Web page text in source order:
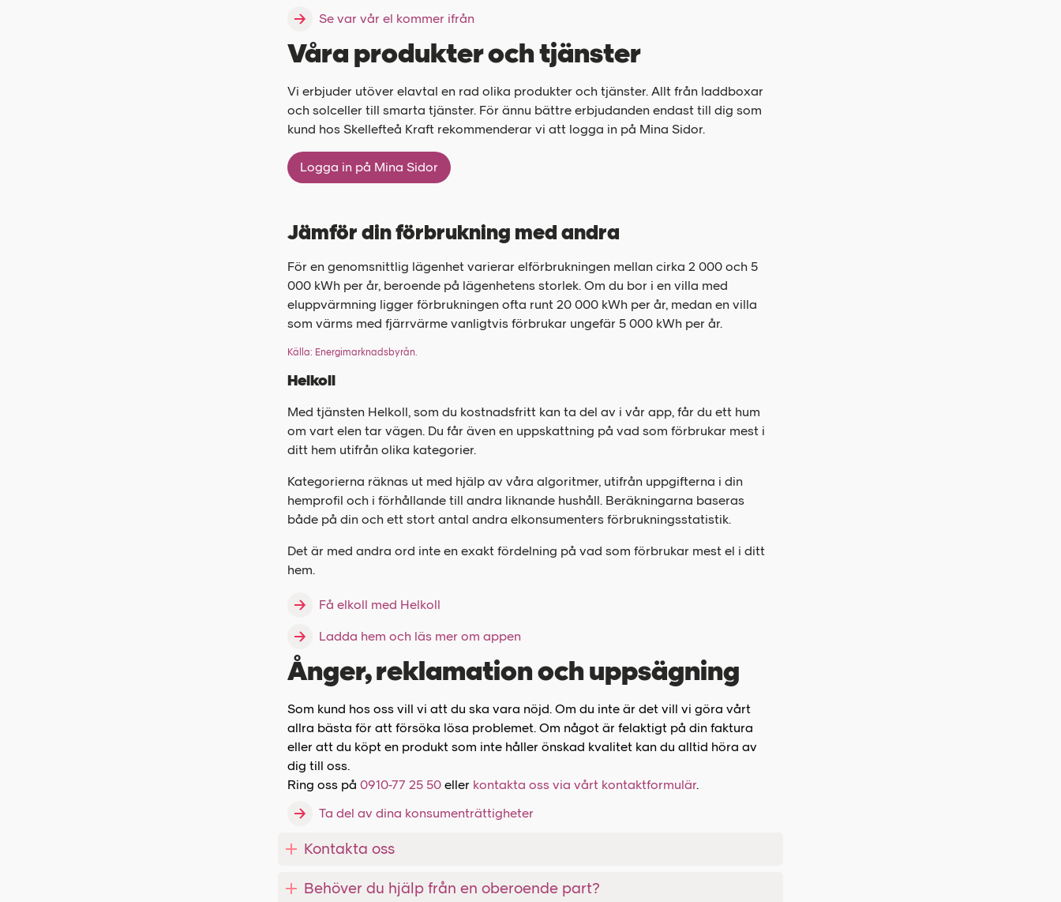
Se var vår el kommer ifrån
Våra produkter och tjänster
Vi erbjuder utöver elavtal en rad olika produkter och tjänster. Allt från laddboxar
och solceller till smarta tjänster. För ännu bättre erbjudanden endast till dig som
kund hos Skellefteå Kraft rekommenderar vi att logga in på Mina Sidor.
Logga in på Mina Sidor
Jämför din förbrukning med andra
För en genomsnittlig lägenhet varierar elförbrukningen mellan cirka 2 000 och 5
000 kWh per år, beroende på lägenhetens storlek. Om du bor i en villa med
eluppvärmning ligger förbrukningen ofta runt 20 000 kWh per år, medan en villa
som värms med fjärrvärme vanligtvis förbrukar ungefär 5 000 kWh per år.
Källa: Energimarknadsbyrån.
Helkoll
Med tjänsten Helkoll, som du kostnadsfritt kan ta del av i vår app, får du ett hum
om vart elen tar vägen. Du får även en uppskattning på vad som förbrukar mest i
ditt hem utifrån olika kategorier.
Kategorierna räknas ut med hjälp av våra algoritmer, utifrån uppgifterna i din
hemprofil och i förhållande till andra liknande hushåll. Beräkningarna baseras
både på din och ett stort antal andra elkonsumenters förbrukningsstatistik.
Det är med andra ord inte en exakt fördelning på vad som förbrukar mest el i ditt
hem.
Få elkoll med Helkoll
Ladda hem och läs mer om appen
Ånger, reklamation och uppsägning
Som kund hos oss vill vi att du ska vara nöjd. Om du inte är det vill vi göra vårt
allra bästa för att försöka lösa problemet. Om något är felaktigt på din faktura
eller att du köpt en produkt som inte håller önskad kvalitet kan du alltid höra av
dig till oss.
Ring oss på 0910-77 25 50 eller kontakta oss via vårt kontaktformulär.
Ta del av dina konsumenträttigheter
Kontakta oss
Behöver du hjälp från en oberoende part?